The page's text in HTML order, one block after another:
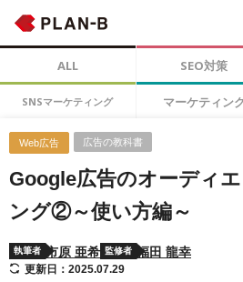
ALL SEO対策
SNSマーケティング マーケティン
Web広告 広告の教科書
Google広告のオーディ
ング②～使い方編～
執筆者 市原 亜希 監修者 福田 龍幸
更新日：2025.07.29